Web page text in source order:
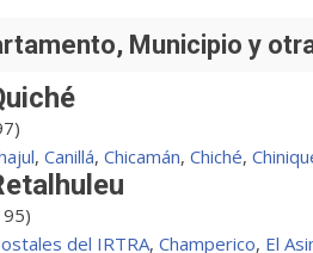
Municipio y
,Canillá,Chicamán,Chiché,
del IRTRA,Champerico, El